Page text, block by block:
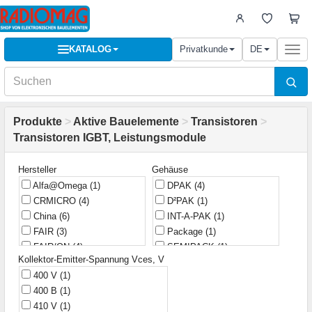
KATALOG Privatkunde DE
Produkte > Aktive Bauelemente > Transistoren >
Transistoren IGBT, Leistungsmodule
Hersteller
Alfa@Omega (1)
CRMICRO (4)
China (6)
FAIR (3)
FAIR/ON(4)
Fairchild(9)
Fuji (1)
HXY(1)
IR(50)
Gehäuse
DPAK (4)
D²PAK (1)
INT-A-PAK (1)
Package (1)
SEMIPACK(1)
Kollektor-Emitter-Spannung Vces, V
400 V (1)
400 В (1)
410 V (1)